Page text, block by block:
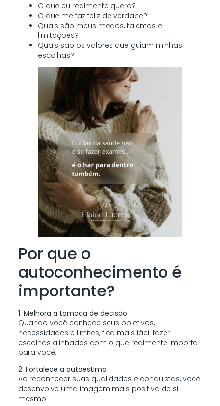
O que eu realmente quero?
O que me faz feliz de verdade?
Quais são meus medos, talentos e
limitações?
Quais são os valores que guiam minhas
escolhas?
Por que o
autoconhecimento é
importante?
1. Melhora a tomada de decisão
Quando você conhece seus objetivos,
necessidades e limites, fica mais fácil fazer
escolhas alinhadas com o que realmente importa
para você.
2. Fortalece a autoestima
Ao reconhecer suas qualidades e conquistas, você
desenvolve uma imagem mais positiva de si
mesmo.